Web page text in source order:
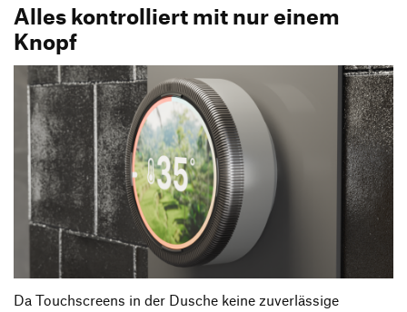
Alles kontrolliert mit nur einem
Knopf
Da Touchscreens in der Dusche keine zuverlässige